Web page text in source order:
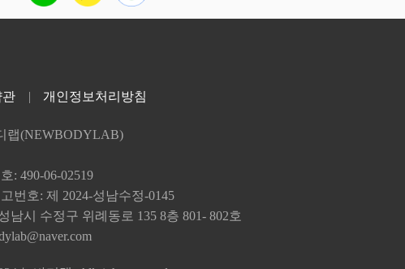
여 신청한 경우
자 하는 경우
이 불가능하거나 기타 규정한 제반 사항을 위반하며 신청하는
으로 판단되는 경우나 서비스 제공이 곤란한 경우
방법이 회사의 재산권이나 영업권을 침해하거나 침해할 우려가
및 도메인을 대량으로 생성하는 행위
고 수시로 찾아내는 ‘쿠키(cookie)’를 사용합니다. 쿠키는
에 저장되며, 사용자의 컴퓨터는 식별하지만 사용자를
통해 모든 쿠키를 허용/거부하거나, 쿠키가 저장될 때마다 확인을
로그인이 필요한 일부 서비스는 이용할 수 없습니다.
관 개인정보처리방침
랩(NEWBODYLAB)
: 490-06-02519
번호: 제 2024-성남수정-0145
남시 수정구 위례동로 135 8층 801- 802호